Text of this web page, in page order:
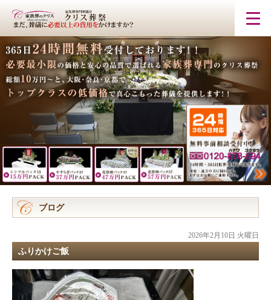
ブログ
2026年2月10日 火曜日
ふりかけご飯